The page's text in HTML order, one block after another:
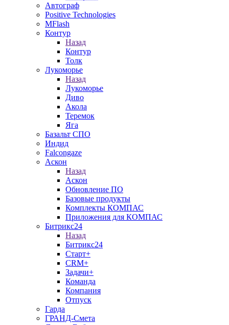
Автограф
Positive Technologies
MFlash
Контур
Назад
Контур
Толк
Лукоморье
Назад
Лукоморье
Диво
Акола
Теремок
Яга
Базальт СПО
Индид
Falcongaze
Аскон
Назад
Аскон
Обновление ПО
Базовые продукты
Комплекты КОМПАС
Приложения для КОМПАС
Битрикс24
Назад
Битрикс24
Старт+
CRM+
Задачи+
Команда
Компания
Отпуск
Гарда
ГРАНД-Смета